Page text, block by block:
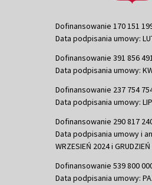
Dofinansowanie 170 151
Data podpisania umowy:
Dofinansowanie 391 856
Data podpisania umowy:
Dofinansowanie 237 754
Data podpisania umowy:
Dofinansowanie 290 817
Data podpisania umowy i
WRZESIEŃ 2024 i
Dofinansowanie 539 800
Data podpisania umowy: